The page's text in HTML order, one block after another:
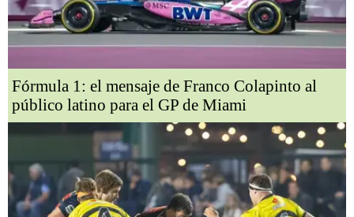
Fórmula 1: el mensaje de Franco Colapinto al
público latino para el GP de Miami